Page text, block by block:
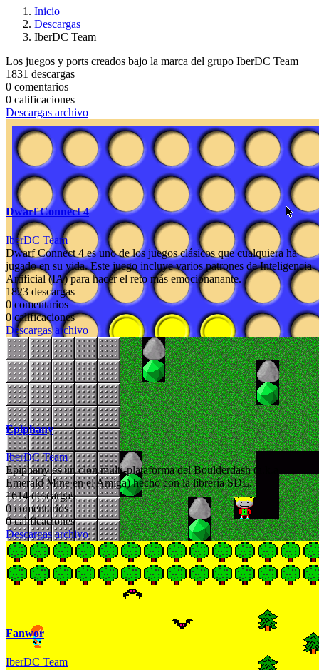
Inicio
Descargas
IberDC Team
Los juegos y ports creados bajo la marca del grupo IberDC Team
1831 descargas
0 comentarios
0 calificaciones
Descargas archivo
Dwarf Connect 4
IberDC Team
Dwarf Connect 4 es uno de los juegos clásicos que cualquiera ha
jugado en su vida. Este juego incluye varios patrones de Inteligencia
Artificial (IA) para hacer el reto más emocionanante.
1823 descargas
0 comentarios
0 calificaciones
Descargas archivo
Epiphany
IberDC Team
Epiphany es un clon multi-plataforma del Boulderdash (a.k.a
Emerald Mine en el Amiga) hecho con la librería SDL.
1614 descargas
0 comentarios
0 calificaciones
Descargas archivo
Fanwor
IberDC Team